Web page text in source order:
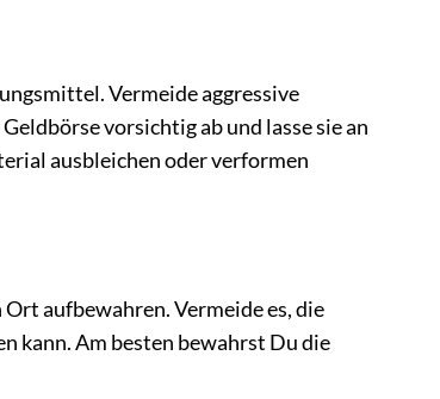
Vermeide aggressive
vorsichtig ab und lasse sie an
ausbleichen oder verformen
aufbewahren. Vermeide es, die
kann. Am besten bewahrst Du die